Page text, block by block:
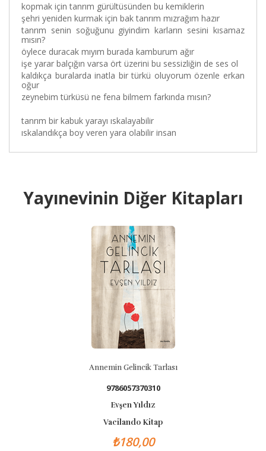
kopmak için tanrım gürültüsünden bu kemiklerin
şehri yeniden kurmak için bak tanrım mızrağım hazır
tanrım senin soğuğunu giyindim karların sesini kısamaz
mısın?
öylece duracak mıyım burada kamburum ağır
işe yarar balçığın varsa ört üzerini bu sessizliğin de ses ol
kaldıkça buralarda inatla bir türkü oluyorum özenle erkan
oğur
zeynebim türküsü ne fena bilmem farkında mısın?
tanrım bir kabuk yarayı ıskalayabilir
ıskalandıkça boy veren yara olabilir insan
Yayınevinin Diğer Kitapları
Annemin Gelincik Tarlası
9786057370310
Evşen Yıldız
Vacilando Kitap
₺180,00